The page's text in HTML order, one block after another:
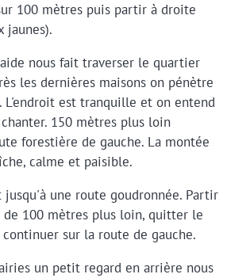
100 mètres puis partir à droite
jaunes).
nous fait traverser le quartier
les dernières maisons on pénètre
L'endroit est tranquille et on entend
150 mètres plus loin
forestière de gauche. La montée
calme et paisible.
une route goudronnée. Partir
100 mètres plus loin, quitter le
sur la route de gauche.
un petit regard en arrière nous